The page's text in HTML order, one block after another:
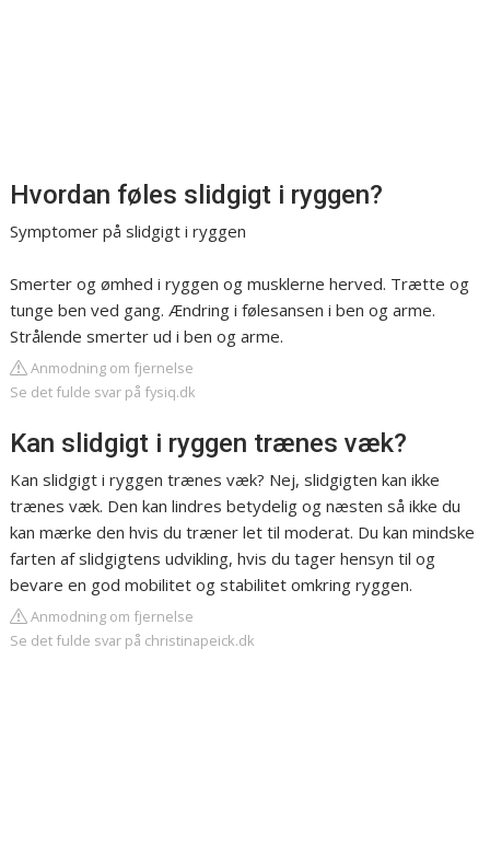
Hvordan føles slidgigt i ryggen?
Symptomer på slidgigt i ryggen
Smerter og ømhed i ryggen og musklerne herved. Trætte og
tunge ben ved gang. Ændring i følesansen i ben og arme.
Strålende smerter ud i ben og arme.
Anmodning om fjernelse
Se det fulde svar på fysiq.dk
Kan slidgigt i ryggen trænes væk?
Kan slidgigt i ryggen trænes væk? Nej, slidgigten kan ikke
trænes væk. Den kan lindres betydelig og næsten så ikke du
kan mærke den hvis du træner let til moderat. Du kan mindske
farten af slidgigtens udvikling, hvis du tager hensyn til og
bevare en god mobilitet og stabilitet omkring ryggen.
Anmodning om fjernelse
Se det fulde svar på christinapeick.dk